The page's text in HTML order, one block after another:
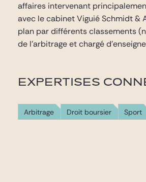
affaires intervenant
avec le cabinet Viguié Schmidt
plan par différents classements
de l’arbitrage et chargé
EXPERTISES
Arbitrage Droit boursier Sport